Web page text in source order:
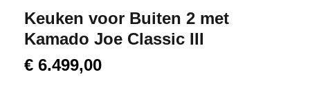
Keuken voor Buiten 2 met
Kamado Joe Classic III
€ 6.499,00